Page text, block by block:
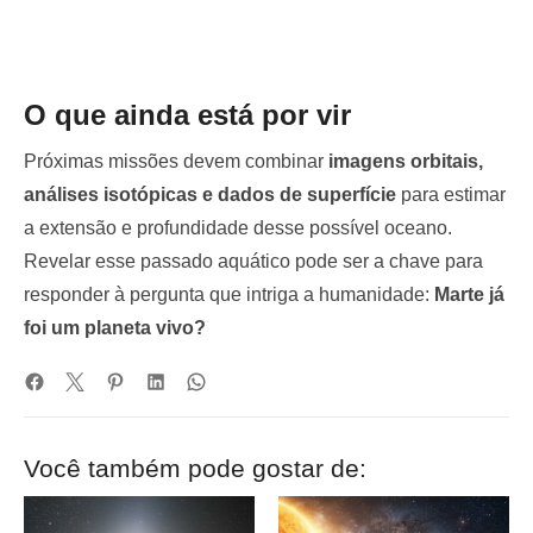
O que ainda está por vir
Próximas missões devem combinar imagens orbitais,
análises isotópicas e dados de superfície para estimar
a extensão e profundidade desse possível oceano.
Revelar esse passado aquático pode ser a chave para
responder à pergunta que intriga a humanidade: Marte já
foi um planeta vivo?
Você também pode gostar de: